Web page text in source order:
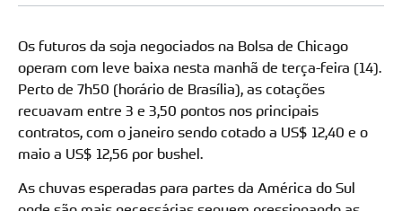
Os futuros da soja negociados na Bolsa de Chicago
operam com leve baixa nesta manhã de terça-feira (14).
Perto de 7h50 (horário de Brasília), as cotações
recuavam entre 3 e 3,50 pontos nos principais
contratos, com o janeiro sendo cotado a US$ 12,40 e o
maio a US$ 12,56 por bushel.
As chuvas esperadas para partes da América do Sul